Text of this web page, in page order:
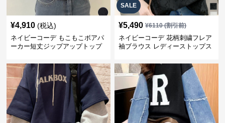
¥4,910 (税込)
ネイビーコーデ もこもこボアパ
ーカー短丈ジップアップトップ
SALE
¥5,490 ¥6110(割引前)
ネイビーコーデ 花柄刺繍フレア
袖ブラウス レディーストップス